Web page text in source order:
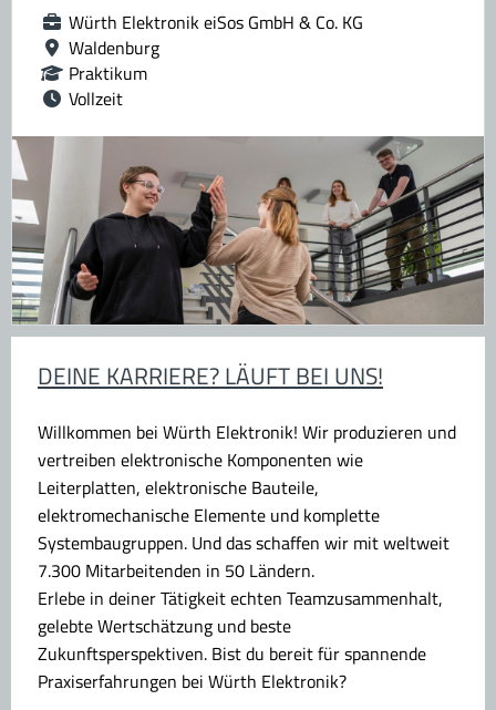
Würth Elektronik eiSos GmbH & Co. KG
Waldenburg
Praktikum
Vollzeit
DEINE KARRIERE? LÄUFT BEI UNS!
Willkommen bei Würth Elektronik! Wir produzieren und
vertreiben elektronische Komponenten wie
Leiterplatten, elektronische Bauteile,
elektromechanische Elemente und komplette
Systembaugruppen. Und das schaffen wir mit weltweit
7.300 Mitarbeitenden in 50 Ländern.
Erlebe in deiner Tätigkeit echten Teamzusammenhalt,
gelebte Wertschätzung und beste
Zukunftsperspektiven. Bist du bereit für spannende
Praxiserfahrungen bei Würth Elektronik?